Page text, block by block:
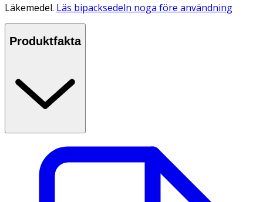
Läkemedel. Läs bipacksedeln noga före användning
Produktfakta